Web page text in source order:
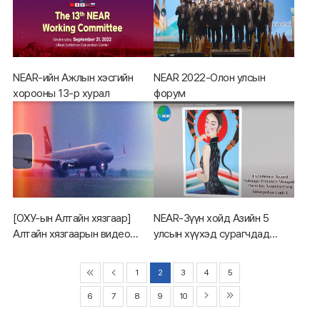
NEAR-ийн Ажлын хэсгийн
хорооны 13-р хурал
NEAR 2022-Олон улсын
форум
[ОХУ-ын Алтайн хязгаар]
Алтайн хязгаарын видео
NEAR-Зүүн хойд Азийн 5
улсын хүүхэд сурагчдад
уралдааны шагналт байрын
бүтээлийн үзэсгэлэн
1 2 3 4 5
6 7 8 9 10